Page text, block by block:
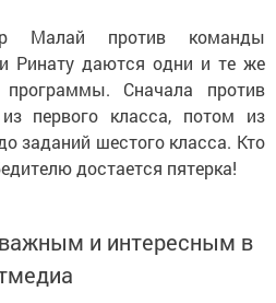
Малай против команды
Ринату даются одни и те же
Сначала против
первого класса, потом из
заданий шестого класса. Кто
достается пятерка!
и интересным в